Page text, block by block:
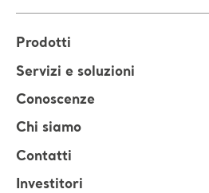
Prodotti
Servizi e soluzioni
Conoscenze
Chi siamo
Contatti
Investitori